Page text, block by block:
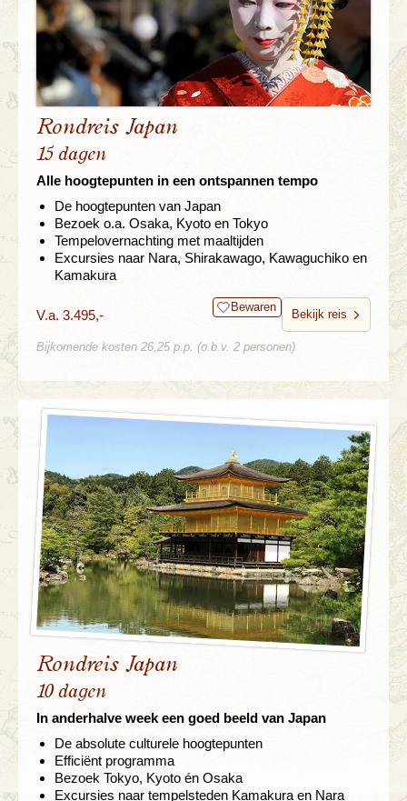
Rondreis Japan
15 dagen
Alle hoogtepunten in een ontspannen tempo
De hoogtepunten van Japan
Bezoek o.a. Osaka, Kyoto en Tokyo
Tempelovernachting met maaltijden
Excursies naar Nara, Shirakawago, Kawaguchiko en
Kamakura
V.a. 3.495,- Bewaren
Bekijk reis
Bijkomende kosten 26,25 p.p. (o.b.v. 2 personen)
Rondreis Japan
10 dagen
In anderhalve week een goed beeld van Japan
De absolute culturele hoogtepunten
Efficiënt programma
Bezoek Tokyo, Kyoto én Osaka
Excursies naar tempelsteden Kamakura en Nara